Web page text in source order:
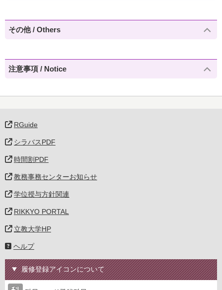
その他 / Others
注意事項 / Notice
RGuide
シラバスPDF
時間割PDF
教務事務センターお知らせ
学位授与方針関連
RIKKYO PORTAL
立教大学HP
ヘルプ
履修登録アイコンについて